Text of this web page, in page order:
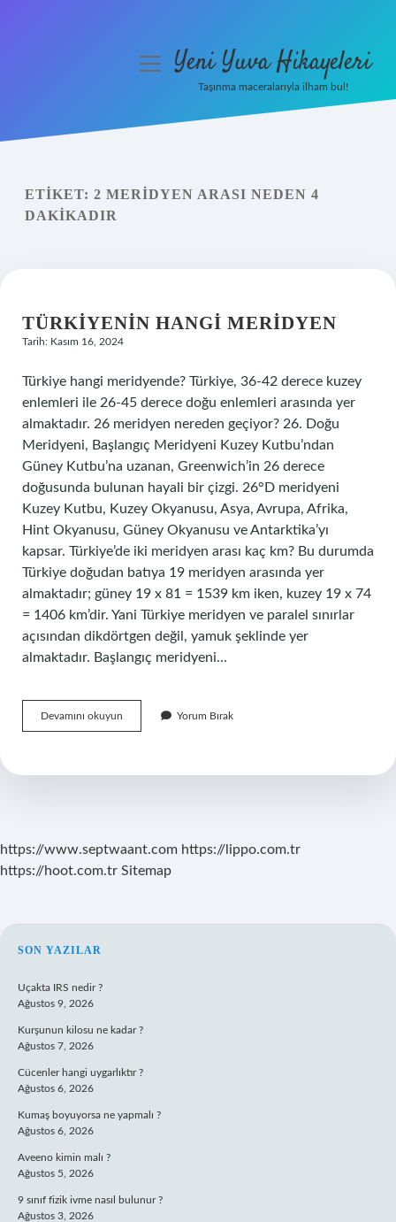
Yasal Uyarı
menüyüYeni Yuva Hikayeleri
Taşınma maceralarıyla ilham bul!
ETIKET: 2 MERIDYEN ARASI NEDEN 4
DAKIKADIR
TÜRKIYENIN HANGI MERIDYEN
Tarih: Kasım 16, 2024
Türkiye hangi meridyende? Türkiye, 36-42 derece kuzey
enlemleri ile 26-45 derece doğu enlemleri arasında yer
almaktadır. 26 meridyen nereden geçiyor? 26. Doğu
Meridyeni, Başlangıç ​​Meridyeni Kuzey Kutbu’ndan
Güney Kutbu’na uzanan, Greenwich’in 26 derece
doğusunda bulunan hayali bir çizgi. 26°D meridyeni
Kuzey Kutbu, Kuzey Okyanusu, Asya, Avrupa, Afrika,
Hint Okyanusu, Güney Okyanusu ve Antarktika’yı
kapsar. Türkiye’de iki meridyen arası kaç km? Bu durumda
Türkiye doğudan batıya 19 meridyen arasında yer
almaktadır; güney 19 x 81 = 1539 km iken, kuzey 19 x 74
= 1406 km’dir. Yani Türkiye meridyen ve paralel sınırlar
açısından dikdörtgen değil, yamuk şeklinde yer
almaktadır. Başlangıç meridyeni…
Devamını okuyun Türkiyenin
Hangi
Yorum Bırak
https://www.septwaant.com https://lippo.com.tr
https://hoot.com.tr Sitemap
SIDEBAR
SON YAZILAR
Uçakta IRS nedir ?
Ağustos 9, 2026
Kurşunun kilosu ne kadar ?
Ağustos 7, 2026
Cücenler hangi uygarlıktır ?
Ağustos 6, 2026
Kumaş boyuyorsa ne yapmalı ?
Ağustos 6, 2026
Aveeno kimin malı ?
Ağustos 5, 2026
9 sınıf fizik ivme nasıl bulunur ?
Ağustos 3, 2026